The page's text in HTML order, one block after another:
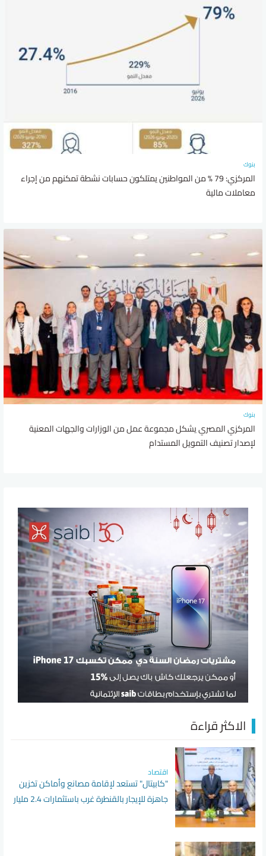
بنوك
المركزي: 79 % من المواطنين يمتلكون حسابات نشطة تمكنهم من إجراء
معاملات مالية
بنوك
المركزي المصري يشكل مجموعة عمل من الوزارات والجهات المعنية
لإصدار تصنيف التمويل المستدام
الاكثر قراءة
اقتصاد
"كابيتال" تستعد لإقامة مصانع وأماكن تخزين
جاهزة للإيجار بالقنطرة غرب باستثمارات 2.4 مليار